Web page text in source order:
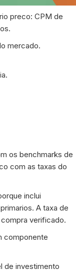
preco: CPM de
mercado.
os benchmarks de
com as taxas do
inclui
A taxa de
verificado.
componente
de investimento